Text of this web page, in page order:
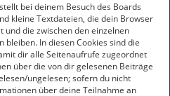
bei deinem Besuch des Boards
kleine Textdateien, die dein Browser
die zwischen den einzelnen
In diesen Cookies sind die
dir alle Seitenaufrufe zugeordnet
über die von dir gelesenen Beiträge
ungelesen; sofern du nicht
über deine Teilnahme an